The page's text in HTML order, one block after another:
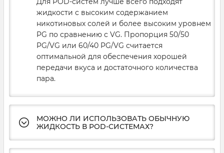
жидкости с высоким содержанием
никотиновых солей и более высоким уровнем
PG по сравнению с VG. Пропорция 50/50
PG/VG или 60/40 PG/VG считается
оптимальной для обеспечения хорошей
передачи вкуса и достаточного количества
пара.
МОЖНО ЛИ ИСПОЛЬЗОВАТЬ ОБЫЧНУЮ
ЖИДКОСТЬ В POD-СИСТЕМАХ?